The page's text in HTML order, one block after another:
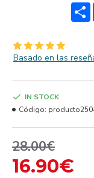
Basado en las
16.90€
28.00€
IN STOCK
Código: